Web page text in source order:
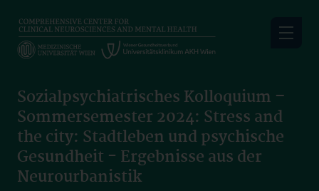
main
content
Sozialpsychiatrisches Kolloquium –
Sommersemester 2024: Stress and
the city: Stadtleben und psychische
Gesundheit - Ergebnisse aus der
Neurourbanistik